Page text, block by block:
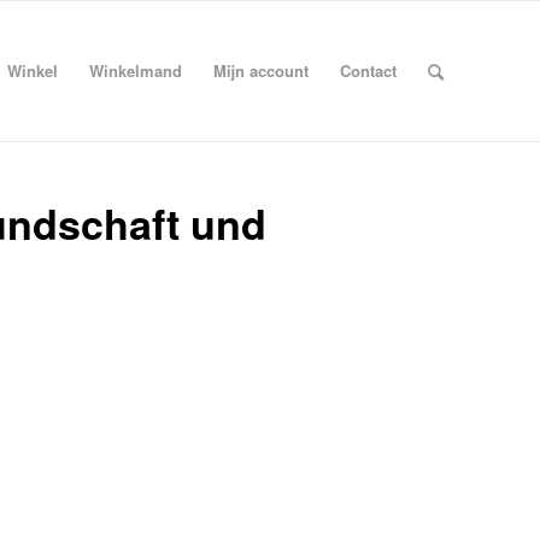
Winkel Winkelmand Mijn account Contact
und